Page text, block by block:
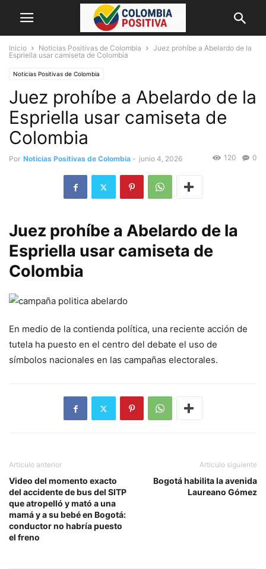
Inicio Noticias Positivas de Colombia
Juez prohíbe a Abelardo de la
Espriella usar camiseta de Colombia
Noticias Positivas de Colombia
Juez prohíbe a Abelardo de la
Espriella usar camiseta de
Colombia
Por Noticias Positivas de Colombia - junio 4, 2026 0
120
Juez prohíbe a Abelardo de la
Espriella usar camiseta de
Colombia
En medio de la contienda política, una reciente acción de
tutela ha puesto en el centro del debate el uso de
símbolos nacionales en las campañas electorales.
Artículo anterior
Video del momento exacto
del accidente de bus del SITP
que atropelló y mató a una
mamá y a su bebé en Bogotá:
conductor no habría puesto
el freno
Artículo siguiente
Bogotá habilita la avenida
Laureano Gómez